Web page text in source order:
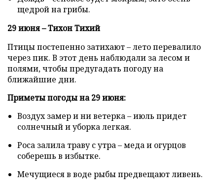
щедрой на грибы.
29 июня – Тихон Тихий
Птицы постепенно затихают – лето перевалило
через пик. В этот день наблюдали за лесом и
полями, чтобы предугадать погоду на
ближайшие дни.
Приметы погоды на 29 июня:
Воздух замер и ни ветерка – июль придет
солнечный и уборка легкая.
Роса залила траву с утра – меда и огурцов
соберешь в избытке.
Мечущиеся в воде рыбы предвещают ливень.